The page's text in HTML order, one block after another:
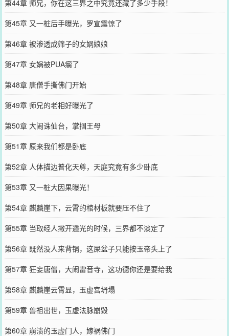
第44章 师兄，你在这三界之中究竟还藏了多少手段！
第45章 又一桩后手曝光，罗宣震惊了
第46章 被渗透成筛子的女娲娘娘
第47章 女娲被PUA瘸了
第48章 唐僧手撕佛门开始
第49章 师兄的老相好曝光了
第50章 大闹诛仙台，掌掴王母
第51章 原来我们都是卧底
第52章 人体描边普化天尊，天庭究竟有多少卧底
第53章 又一桩大因果曝光！
第54章 麒麟崖下，云霄的棺材板就要压不住了
第55章 当取经人撇开遁光的时候，三界都不淡定了
第56章 既然没人来背锅，这屎盆子只能按玉帝头上了
第57章 狂妄唐僧，大闹雷音寺，这功德你还是要给我
第58章 麒麟崖云霄显，玉虚宫坍塌
第59章 兽祖出世，玉虚法脉崩毁
第60章 崩溃的玉虚门人，嫁祸佛门